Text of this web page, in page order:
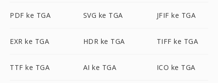
PDF ke TGA SVG ke TGA JFIF ke TGA
EXR ke TGA HDR ke TGA TIFF ke TGA
TTF ke TGA AI ke TGA ICO ke TGA